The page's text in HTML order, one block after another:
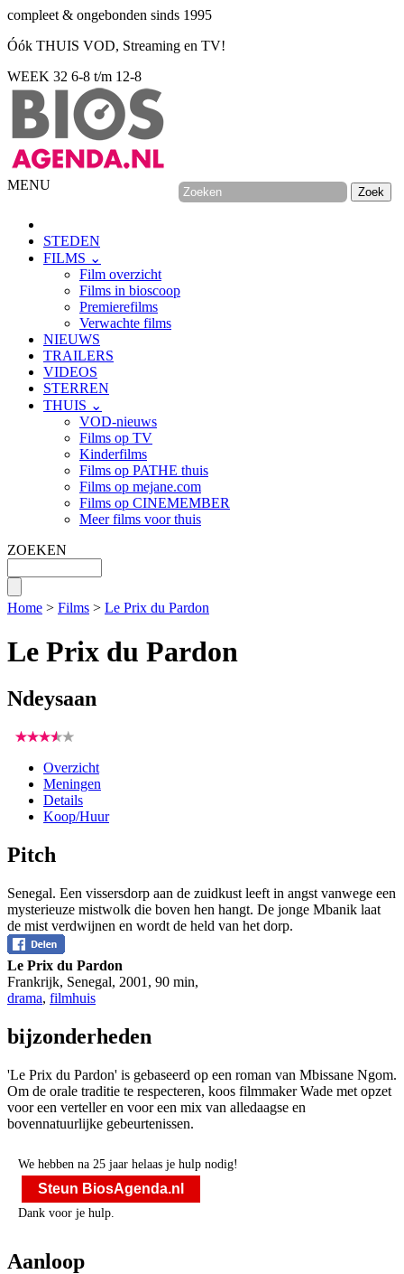
compleet & ongebonden sinds 1995
Óók THUIS VOD, Streaming en TV!
WEEK 32 6-8 t/m 12-8
MENU
STEDEN
FILMS ⌄
Film overzicht
Films in bioscoop
Premierefilms
Verwachte films
NIEUWS
TRAILERS
VIDEOS
STERREN
THUIS ⌄
VOD-nieuws
Films op TV
Kinderfilms
Films op PATHE thuis
Films op mejane.com
Films op CINEMEMBER
Meer films voor thuis
ZOEKEN
Home > Films > Le Prix du Pardon
Le Prix du Pardon
Ndeysaan
Overzicht
Meningen
Details
Koop/Huur
Pitch
Senegal. Een vissersdorp aan de zuidkust leeft in angst vanwege een
mysterieuze mistwolk die boven hen hangt. De jonge Mbanik laat
de mist verdwijnen en wordt de held van het dorp.
Le Prix du Pardon
Frankrijk, Senegal, 2001 , 90 min,
drama, filmhuis
bijzonderheden
'Le Prix du Pardon' is gebaseerd op een roman van Mbissane Ngom.
Om de orale traditie te respecteren, koos filmmaker Wade met opzet
voor een verteller en voor een mix van alledaagse en
bovennatuurlijke gebeurtenissen.
We hebben na 25 jaar helaas je hulp nodig!
Steun BiosAgenda.nl
Dank voor je hulp.
Aanloop